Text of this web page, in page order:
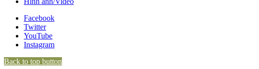
Facebook
Twitter
YouTube
Instagram
Back to top button